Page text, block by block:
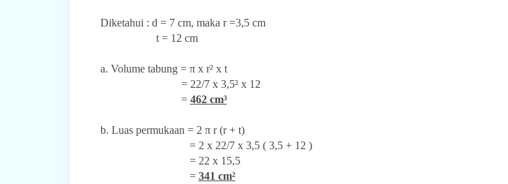
Diketahui : d = 7 cm, maka r =3,5 cm
t = 12 cm
a. Volume tabung = π x r² x t
= 22/7 x 3,5² x 12
= 462 cm³
b. Luas permukaan = 2 π r (r + t)
= 2 x 22/7 x 3,5 ( 3,5 + 12 )
= 22 x 15,5
= 341 cm²